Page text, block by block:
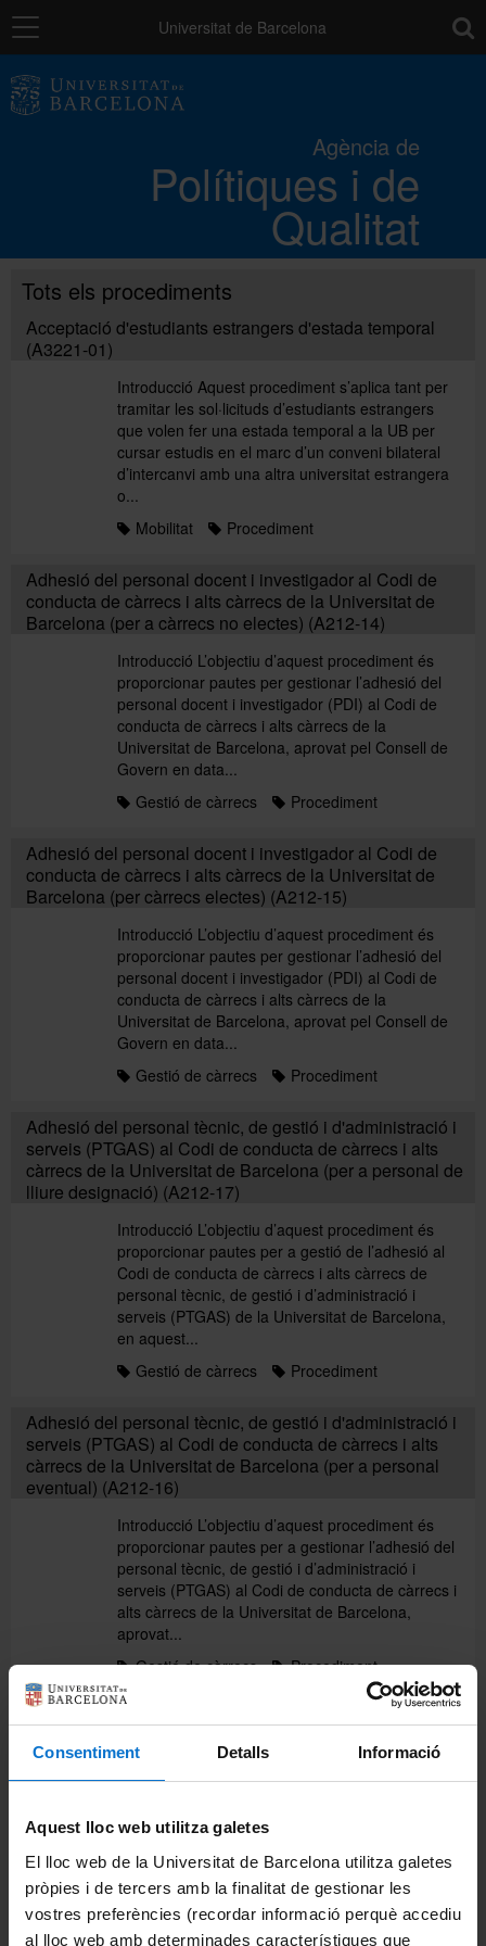
Consentiment Detalls Informació
Aquest lloc web utilitza galetes
El lloc web de la Universitat de Barcelona utilitza galetes
pròpies i de tercers amb la finalitat de gestionar les
vostres preferències (recordar informació perquè accediu
al lloc web amb determinades característiques que
Navegació Universitat de Barcelona
Agència de
Polítiques i de
Qualitat
Els processos de qualitat UB
Activitats i projectes
Catàleg de serveis
L'Agència
Directori
Tots els procediments
Acceptació d'estudiants estrangers d'estada temporal
(A3221-01)
Introducció Aquest procediment s’aplica tant per
tramitar les sol·licituds d’estudiants estrangers
que volen fer una estada temporal a la UB per
cursar estudis en el marc d’un conveni bilateral
d’intercanvi amb una altra universitat estrangera
o...
Mobilitat
Procediment
Adhesió del personal docent i investigador al Codi de
conducta de càrrecs i alts càrrecs de la Universitat de
Barcelona (per a càrrecs no electes) (A212-14)
Introducció L’objectiu d’aquest procediment és
proporcionar pautes per gestionar l’adhesió del
personal docent i investigador (PDI) al Codi de
conducta de càrrecs i alts càrrecs de la
Universitat de Barcelona, aprovat pel Consell de
Govern en data...
Gestió de càrrecs
Procediment
Adhesió del personal docent i investigador al Codi de
conducta de càrrecs i alts càrrecs de la Universitat de
Barcelona (per càrrecs electes) (A212-15)
Introducció L’objectiu d’aquest procediment és
proporcionar pautes per gestionar l’adhesió del
personal docent i investigador (PDI) al Codi de
conducta de càrrecs i alts càrrecs de la
Universitat de Barcelona, aprovat pel Consell de
Govern en data...
Gestió de càrrecs
Procediment
Adhesió del personal tècnic, de gestió i d'administració i
serveis (PTGAS) al Codi de conducta de càrrecs i alts
càrrecs de la Universitat de Barcelona (per a personal de
lliure designació) (A212-17)
Introducció L’objectiu d’aquest procediment és
proporcionar pautes per a gestió de l’adhesió al
Codi de conducta de càrrecs i alts càrrecs de
personal tècnic, de gestió i d’administració i
serveis (PTGAS) de la Universitat de Barcelona,
en aquest...
Gestió de càrrecs
Procediment
Adhesió del personal tècnic, de gestió i d'administració i
serveis (PTGAS) al Codi de conducta de càrrecs i alts
càrrecs de la Universitat de Barcelona (per a personal
eventual) (A212-16)
Introducció L’objectiu d’aquest procediment és
proporcionar pautes per a gestionar l’adhesió del
personal tècnic, de gestió i d’administració i
serveis (PTGAS) al Codi de conducta de càrrecs i
alts càrrecs de la Universitat de Barcelona,
aprovat...
Gestió de càrrecs
Procediment
Introducció L’objectiu d’aquest procediment és
l’adquisició de béns mobles del patrimoni cultural
mitjançant donació per tercers a la Universitat de
Barcelona (UB). S’exclou d’aquest procediment
el...
Patrimoni
Procediment